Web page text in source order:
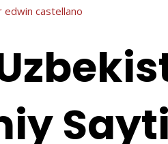
edwin castellano
Sayti